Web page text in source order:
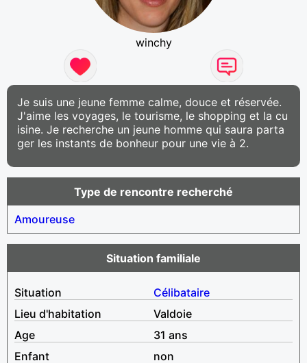
winchy
Je suis une jeune femme calme, douce et réservée.
J'aime les voyages, le tourisme, le shopping et la cu
isine. Je recherche un jeune homme qui saura parta
ger les instants de bonheur pour une vie à 2.
Type de rencontre recherché
Amoureuse
Situation familiale
Situation
Célibataire
Lieu d'habitation
Valdoie
Age
31 ans
Enfant
non